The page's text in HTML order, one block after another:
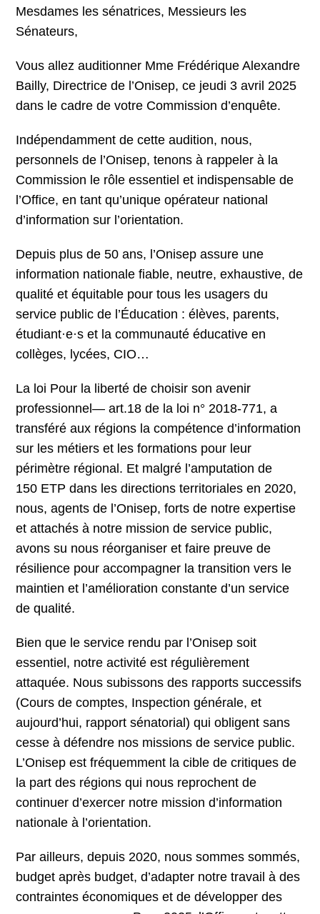
Mesdames les sénatrices, Messieurs les
Sénateurs,
Vous allez auditionner Mme Frédérique Alexandre
Bailly, Directrice de l’Onisep, ce jeudi 3 avril 2025
dans le cadre de votre Commission d’enquête.
Indépendamment de cette audition, nous,
personnels de l’Onisep, tenons à rappeler à la
Commission le rôle essentiel et indispensable de
l’Office, en tant qu’unique opérateur national
d’information sur l’orientation.
Depuis plus de 50 ans, l’Onisep assure une
information nationale fiable, neutre, exhaustive, de
qualité et équitable pour tous les usagers du
service public de l’Éducation : élèves, parents,
étudiant·e·s et la communauté éducative en
collèges, lycées, CIO…
La loi Pour la liberté de choisir son avenir
professionnel— art.18 de la loi n° 2018-771, a
transféré aux régions la compétence d’information
sur les métiers et les formations pour leur
périmètre régional. Et malgré l’amputation de
150 ETP dans les directions territoriales en 2020,
nous, agents de l’Onisep, forts de notre expertise
et attachés à notre mission de service public,
avons su nous réorganiser et faire preuve de
résilience pour accompagner la transition vers le
maintien et l’amélioration constante d’un service
de qualité.
Bien que le service rendu par l’Onisep soit
essentiel, notre activité est régulièrement
attaquée. Nous subissons des rapports successifs
(Cours de comptes, Inspection générale, et
aujourd’hui, rapport sénatorial) qui obligent sans
cesse à défendre nos missions de service public.
L’Onisep est fréquemment la cible de critiques de
la part des régions qui nous reprochent de
continuer d’exercer notre mission d’information
nationale à l’orientation.
Par ailleurs, depuis 2020, nous sommes sommés,
budget après budget, d’adapter notre travail à des
contraintes économiques et de développer des